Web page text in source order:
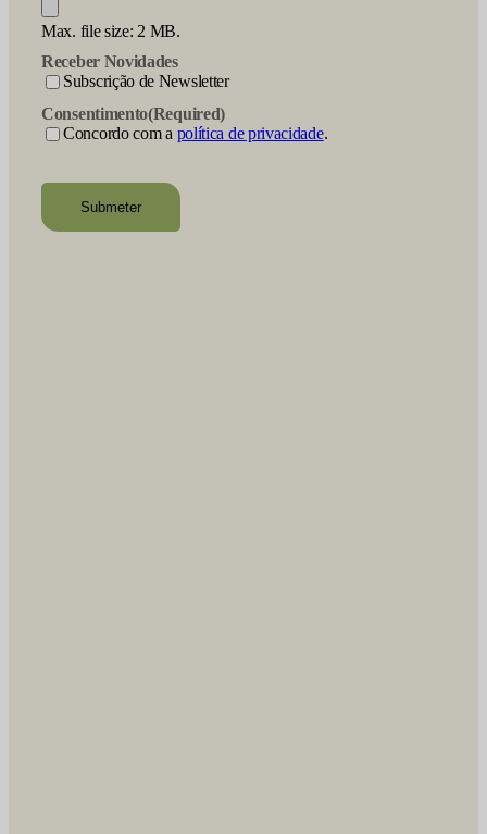
Max. file size: 2 MB.
Receber Novidades
Subscrição de Newsletter
Consentimento(Required)
Concordo com a política de privacidade.